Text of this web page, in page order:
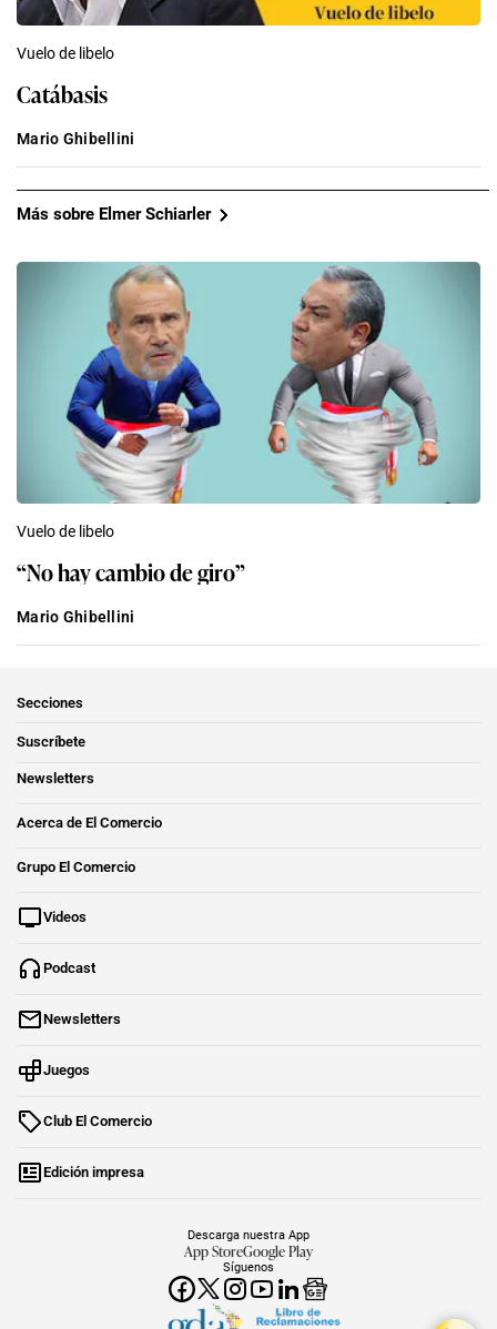
Vuelo de libelo
Catábasis
Mario Ghibellini
Más sobre Elmer Schiarler
Vuelo de libelo
“No hay cambio de giro”
Mario Ghibellini
Secciones
Suscríbete
Newsletters
Acerca de El Comercio
Grupo El Comercio
Videos
Podcast
Newsletters
Juegos
Club El Comercio
Edición impresa
Síguenos
Descarga nuestra App
App StoreGoogle Play